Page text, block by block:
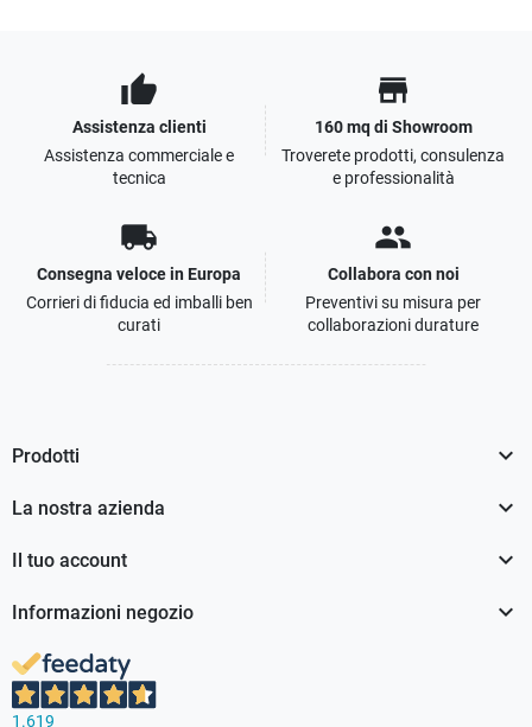
thumb_up
Assistenza clienti
Assistenza commerciale e
tecnica
store
160 mq di Showroom
Troverete prodotti, consulenza
e professionalità
local_shipping
Consegna veloce in Europa
Corrieri di fiducia ed imballi ben
curati
people
Collabora con noi
Preventivi su misura per
collaborazioni durature
Prodotti 
La nostra azienda 
Il tuo account 
Informazioni negozio 
1.619